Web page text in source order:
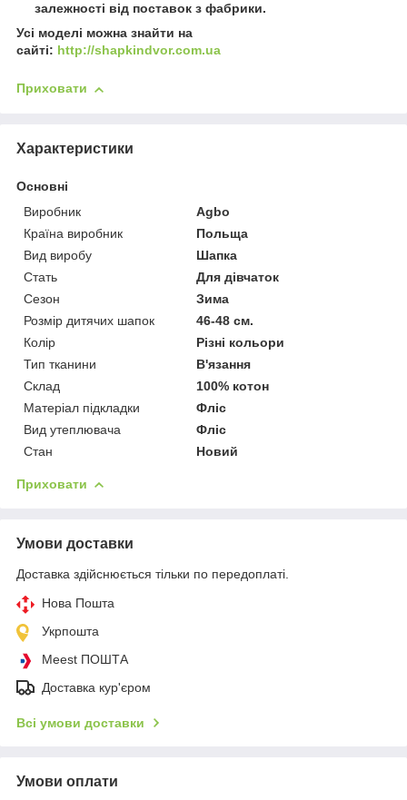
залежності від поставок з фабрики.
Усі моделі можна знайти на
сайті: http://shapkindvor.com.ua
Приховати
Характеристики
Основні
Виробник
Agbo
Країна виробник
Польща
Вид виробу
Шапка
Стать
Для дівчаток
Сезон
Зима
Розмір дитячих шапок
46-48 см.
Колір
Різні кольори
Тип тканини
В'язання
Склад
100% котон
Матеріал підкладки
Фліс
Вид утеплювача
Фліс
Стан
Новий
Приховати
Умови доставки
Доставка здійснюється тільки по передоплаті.
Нова Пошта
Укрпошта
Meest ПОШТА
Доставка кур'єром
Всі умови доставки
Умови оплати